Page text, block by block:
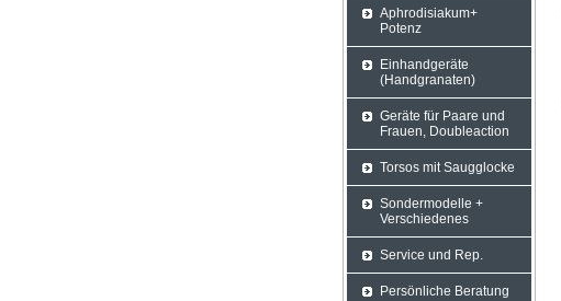
Aphrodisiakum+
Potenz
Einhandgeräte
(Handgranaten)
Geräte für Paare und
Frauen, Doubleaction
Torsos mit Saugglocke
Sondermodelle +
Verschiedenes
Service und Rep.
Persönliche Beratung